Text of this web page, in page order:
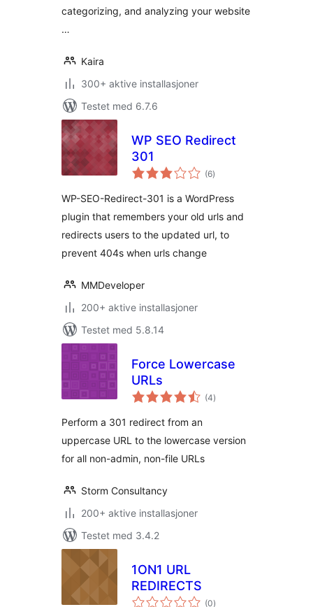
categorizing, and analyzing your website
…
Kaira
300+ aktive installasjoner
Testet med 6.7.6
WP SEO Redirect
301
(6totale
vurderinger
)
WP-SEO-Redirect-301 is a WordPress
plugin that remembers your old urls and
redirects users to the updated url, to
prevent 404s when urls change
MMDeveloper
200+ aktive installasjoner
Testet med 5.8.14
Force Lowercase
URLs
(4totale
vurderinger
)
Perform a 301 redirect from an
uppercase URL to the lowercase version
for all non-admin, non-file URLs
Storm Consultancy
200+ aktive installasjoner
Testet med 3.4.2
1ON1 URL
REDIRECTS
(0totale
)